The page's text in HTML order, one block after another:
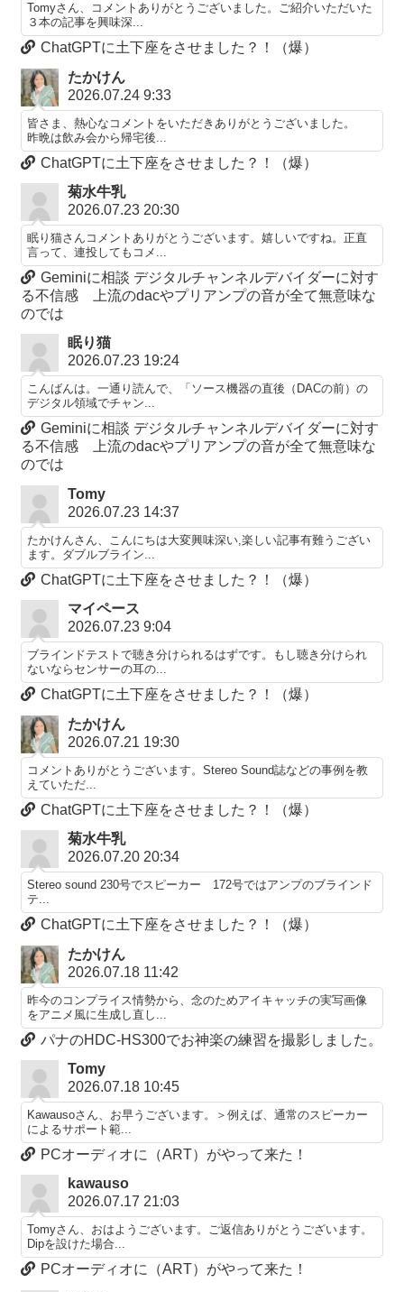
Tomyさん、コメントありがとうございました。ご紹介いただいた
３本の記事を興味深...
ChatGPTに土下座をさせました？！（爆）
たかけん
2026.07.24 9:33
皆さま、熱心なコメントをいただきありがとうございました。
昨晩は飲み会から帰宅後...
ChatGPTに土下座をさせました？！（爆）
菊水牛乳
2026.07.23 20:30
眠り猫さんコメントありがとうございます。嬉しいですね。正直
言って、連投してもコメ...
Geminiに相談 デジタルチャンネルデバイダーに対す
る不信感 上流のdacやプリアンプの音が全て無意味な
のでは
眠り猫
2026.07.23 19:24
こんばんは。一通り読んで、「ソース機器の直後（DACの前）の
デジタル領域でチャン...
Geminiに相談 デジタルチャンネルデバイダーに対す
る不信感 上流のdacやプリアンプの音が全て無意味な
のでは
Tomy
2026.07.23 14:37
たかけんさん、こんにちは大変興味深い,楽しい記事有難うござい
ます。ダブルブライン...
ChatGPTに土下座をさせました？！（爆）
マイペース
2026.07.23 9:04
ブラインドテストで聴き分けられるはずです。もし聴き分けられ
ないならセンサーの耳の...
ChatGPTに土下座をさせました？！（爆）
たかけん
2026.07.21 19:30
コメントありがとうございます。Stereo Sound誌などの事例を教
えていただ...
ChatGPTに土下座をさせました？！（爆）
菊水牛乳
2026.07.20 20:34
Stereo sound 230号でスピーカー 172号ではアンプのブラインド
テ...
ChatGPTに土下座をさせました？！（爆）
たかけん
2026.07.18 11:42
昨今のコンプライス情勢から、念のためアイキャッチの実写画像
をアニメ風に生成し直し...
パナのHDC-HS300でお神楽の練習を撮影しました。
Tomy
2026.07.18 10:45
Kawausoさん、お早うございます。＞例えば、通常のスピーカー
によるサポート範...
PCオーディオに（ART）がやって来た！
kawauso
2026.07.17 21:03
Tomyさん、おはようございます。ご返信ありがとうございます。
Dipを設けた場合...
PCオーディオに（ART）がやって来た！